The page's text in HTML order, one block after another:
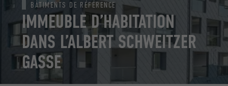
IMMEUBLE D’HABITATION
DANS L’ALBERT SCHWEITZER
GASSE
BÂTIMENTS DE RÉFÉRENCE